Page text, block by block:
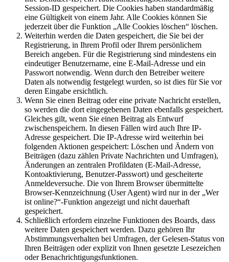
Session-ID gespeichert. Die Cookies haben standardmäßig
eine Gültigkeit von einem Jahr. Alle Cookies können Sie
jederzeit über die Funktion „Alle Cookies löschen“ löschen.
Weiterhin werden die Daten gespeichert, die Sie bei der
Registrierung, in Ihrem Profil oder Ihrem persönlichem
Bereich angeben. Für die Registrierung sind mindestens ein
eindeutiger Benutzername, eine E-Mail-Adresse und ein
Passwort notwendig. Wenn durch den Betreiber weitere
Daten als notwendig festgelegt wurden, so ist dies für Sie vor
deren Eingabe ersichtlich.
Wenn Sie einen Beitrag oder eine private Nachricht erstellen,
so werden die dort eingegebenen Daten ebenfalls gespeichert.
Gleiches gilt, wenn Sie einen Beitrag als Entwurf
zwischenspeichern. In diesen Fällen wird auch Ihre IP-
Adresse gespeichert. Die IP-Adresse wird weiterhin bei
folgenden Aktionen gespeichert: Löschen und Ändern von
Beiträgen (dazu zählen Private Nachrichten und Umfragen),
Änderungen an zentralen Profildaten (E-Mail-Adresse,
Kontoaktivierung, Benutzer-Passwort) und gescheiterte
Anmeldeversuche. Die von Ihrem Browser übermittelte
Browser-Kennzeichnung (User Agent) wird nur in der „Wer
ist online?“-Funktion angezeigt und nicht dauerhaft
gespeichert.
Schließlich erfordern einzelne Funktionen des Boards, dass
weitere Daten gespeichert werden. Dazu gehören Ihr
Abstimmungsverhalten bei Umfragen, der Gelesen-Status von
Ihren Beiträgen oder explizit von Ihnen gesetzte Lesezeichen
oder Benachrichtigungsfunktionen.